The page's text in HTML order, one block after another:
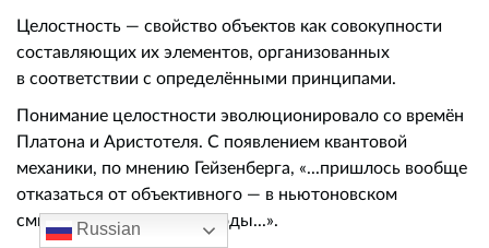
Целостность — свойство объектов как совокупности
составляющих их элементов, организованных
в соответствии с определёнными принципами.
Понимание целостности эволюционировало со времён
Платона и Аристотеля. С появлением квантовой
механики, по мнению Гейзенберга, «...пришлось вообще
отказаться от объективного — в ньютоновском
смысле — описания природы...».
Russian